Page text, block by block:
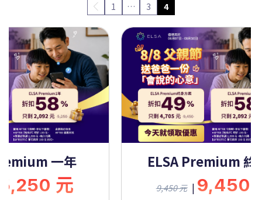
1 … 3 4
一年
元
ELSA Premium 終
9,450 元 | 9,450